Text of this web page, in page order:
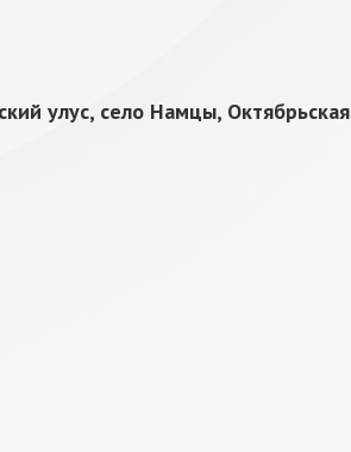
улус, село Намцы,